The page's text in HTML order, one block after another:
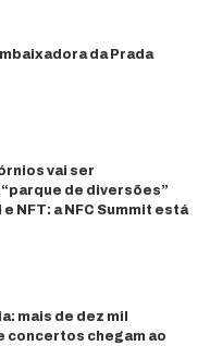
da Prada
vai ser
de diversões”
NFT: a NFC Summit está
mais de dez mil
concertos chegam ao